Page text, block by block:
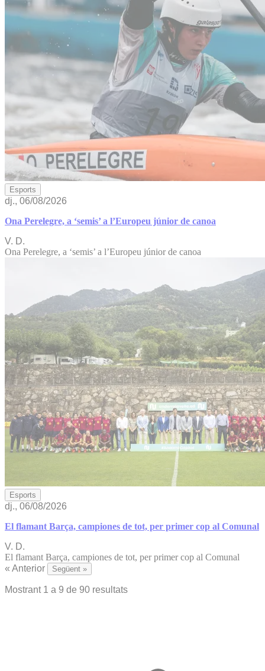
Esports
dj., 06/08/2026
Ona Perelegre, a ‘semis’ a l’Europeu júnior de canoa
V. D.
Ona Perelegre, a ‘semis’ a l’Europeu júnior de canoa
Esports
dj., 06/08/2026
El flamant Barça, campiones de tot, per primer cop al Comunal
V. D.
El flamant Barça, campiones de tot, per primer cop al Comunal
« Anterior
Següent »
Mostrant 1 a 9 de 90 resultats